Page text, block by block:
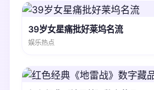
39岁女星痛批好莱坞名流
娱乐热点